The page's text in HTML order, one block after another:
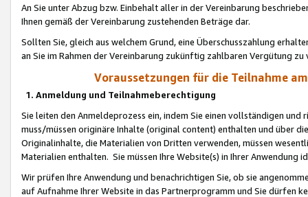
An Sie unter Abzug bzw. Einbehalt aller in der Vereinbarung
Ihnen gemäß der Vereinbarung zustehenden Beträge dar.
Sollten Sie, gleich aus welchem Grund, eine Überschusszahlung
an Sie im Rahmen der Vereinbarung zukünftig zahlbaren Vergütung zu
Voraussetzungen für die Teilnahme
1. Anmeldung und Teilnahmeberechtigung
Sie leiten den Anmeldeprozess ein, indem Sie einen vollständigen
muss/müssen originäre Inhalte (original content) enthalten und über
Originalinhalte, die Materialien von Dritten verwenden, müssen
Materialien enthalten. Sie müssen Ihre Website(s) in Ihrer Anwendung
Wir prüfen Ihre Anwendung und benachrichtigen Sie, ob sie
auf Aufnahme Ihrer Website in das Partnerprogramm und Sie dürfen